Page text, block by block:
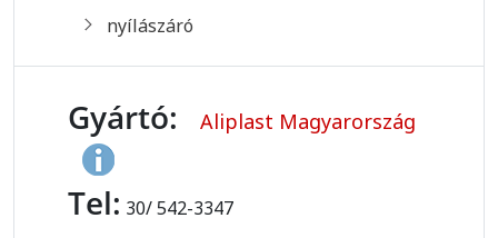
nyílászáró
Gyártó: Aliplast Magyarország
Tel: 30/ 542-3347